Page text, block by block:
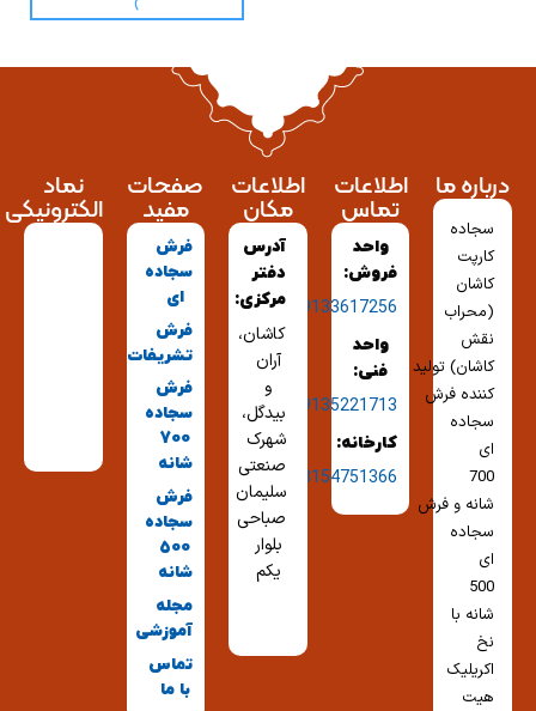
)
درباره ما
سجاده
کارپت
کاشان
(محراب
نقش
کاشان) تولید
کننده فرش
سجاده
ای
700
شانه و فرش
سجاده
ای
500
شانه با
نخ
اکریلیک
هیت
اطلاعات
تماس
واحد
فروش:
09133617256
واحد
فنی:
09135221713
کارخانه:
03154751366
اطلاعات
مکان
آدرس
دفتر
مرکزی:
کاشان،
آران
و
بیدگل،
شهرک
صنعتی
سلیمان
صباحی
بلوار
یکم
صفحات
مفید
فرش
سجاده
ای
فرش
تشریفات
فرش
سجاده
700
شانه
فرش
سجاده
500
شانه
مجله
آموزشی
تماس
با ما
نماد
الکترونیکی